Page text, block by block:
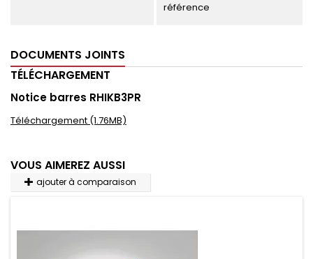
référence
DOCUMENTS JOINTS
TÉLÉCHARGEMENT
Notice barres RHIKB3PR
Téléchargement (1.76MB)
VOUS AIMEREZ AUSSI
ajouter à comparaison